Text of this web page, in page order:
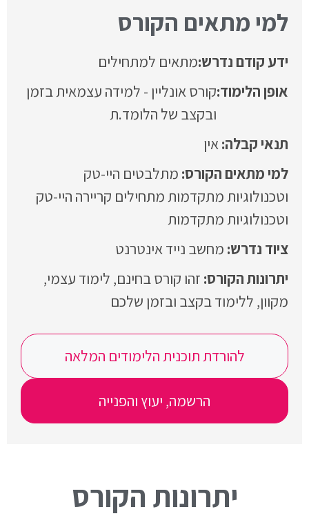
למי מתאים הקורס
ידע קודם נדרש:מתאים למתחילים
אופן הלימוד:קורס אונליין - למידה עצמאית בזמן
ובקצב של הלומד.ת
אין
מתלבטים היי-טק
וטכנולוגיות מתקדמות מתחילים קריירה היי-טק
וטכנולוגיות מתקדמות
מחשב נייד אינטרנט
זהו קורס בחינם, לימוד עצמי,
מקוון, ללימוד בקצב ובזמן שלכם
להורדת תוכנית הלימודים המלאה
הרשמה, יעוץ והפנייה
יתרונות הקורס